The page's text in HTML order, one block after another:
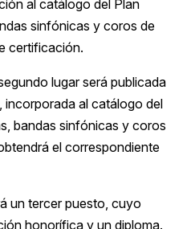
al catálogo del Plan
sinfónicas y coros de
certificación.
lugar será publicada
al catálogo del
bandas sinfónicas y coros
el correspondiente
un tercer puesto, cuyo
honorífica y un diploma.